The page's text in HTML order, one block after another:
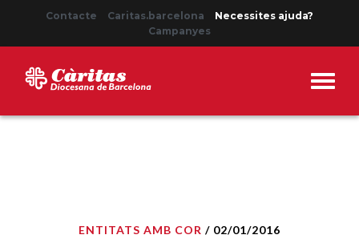
Contacte Caritas.barcelona
Necessites ajuda?
Campanyes
ENTITATS AMB COR / 02/01/2016